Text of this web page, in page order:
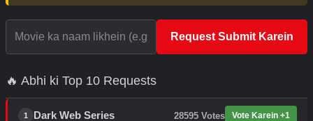
Request Submit Karein
🔥 Abhi ki Top 10 Requests
1 Dark Web Series 28595 Votes Vote Karein +1